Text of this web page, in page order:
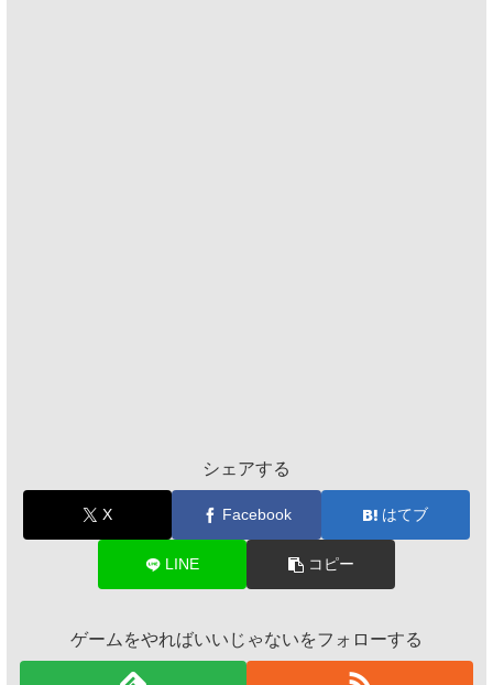
シェアする
X Facebook はてブ
LINE コピー
ゲームをやればいいじゃないをフォローする